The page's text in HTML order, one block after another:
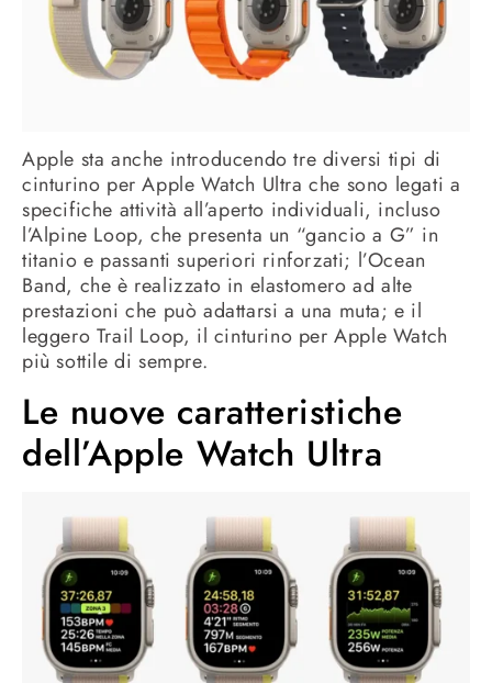
Apple sta anche introducendo tre diversi tipi di
cinturino per Apple Watch Ultra che sono legati a
specifiche attività all’aperto individuali, incluso
l’Alpine Loop, che presenta un “gancio a G” in
titanio e passanti superiori rinforzati; l’Ocean
Band, che è realizzato in elastomero ad alte
prestazioni che può adattarsi a una muta; e il
leggero Trail Loop, il cinturino per Apple Watch
più sottile di sempre.
Le nuove caratteristiche
dell’Apple Watch Ultra